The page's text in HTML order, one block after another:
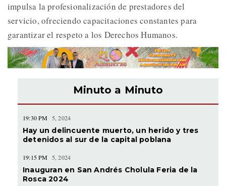
impulsa la profesionalización de prestadores del
servicio, ofreciendo capacitaciones constantes para
garantizar el respeto a los Derechos Humanos.
Minuto a Minuto
19:30 PM 5, 2024
Hay un delincuente muerto, un herido y tres
detenidos al sur de la capital poblana
19:15 PM 5, 2024
Inauguran en San Andrés Cholula Feria de la
Rosca 2024